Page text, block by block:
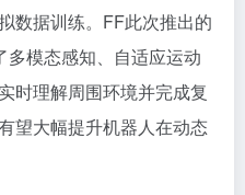
数据训练。FF此次推出的
模态感知、自适应运动
时理解周围环境并完成复
望大幅提升机器人在动态